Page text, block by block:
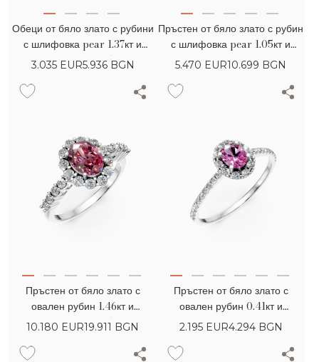
Обеци от бяло злато с рубини
с шлифовка pear 1.37кт и
диаманти 0.15кт
3.035 EUR5.936 BGN
Пръстен от бяло злато с рубин
с шлифовка pear 1.05кт и
диаманти 0.3кт
5.470 EUR10.699 BGN
Пръстен от бяло злато с
овален рубин 1.46кт и
диаманти 0.65кт
10.180 EUR19.911 BGN
Пръстен от бяло злато с
овален рубин 0.41кт и
диаманти 0.3кт
2.195 EUR4.294 BGN